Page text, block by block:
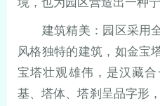
境，也为园区营造出一种
建筑精美：园区采用全
风格独特的建筑，如金宝
宝塔壮观雄伟，是汉藏
基、塔体、塔刹呈品字形